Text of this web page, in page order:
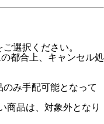
選択ください。
都合上、キャンセル処
み手配可能となって
商品は、対象外となり